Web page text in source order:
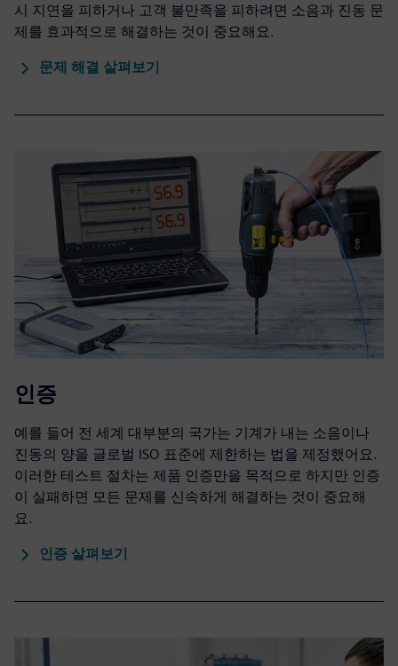
시 지연을 피하거나 고객 불만족을 피하려면 소음과 진동 문
제를 효과적으로 해결하는 것이 중요해요.
문제 해결 살펴보기
인증
예를 들어 전 세계 대부분의 국가는 기계가 내는 소음이나
진동의 양을 글로벌 ISO 표준에 제한하는 법을 제정했어요.
이러한 테스트 절차는 제품 인증만을 목적으로 하지만 인증
이 실패하면 모든 문제를 신속하게 해결하는 것이 중요해
요.
인증 살펴보기